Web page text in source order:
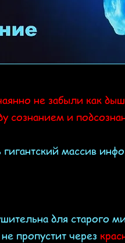
не забыли как
сознанием и
массив
для старого
пропустит через